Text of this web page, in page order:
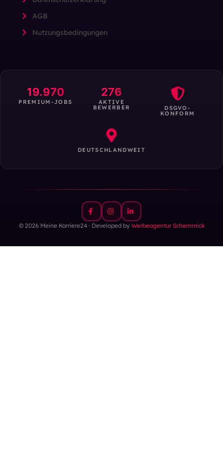
AGB
Nutzungsbedingungen
19.970
PREMIUM-JOBS
276
AKTIVE
BEWERBER DSGVO-
KONFORM
DEUTSCHLANDWEIT
© 2026 Meine Karriere24 · Developed by Werbeagentur Schemmick